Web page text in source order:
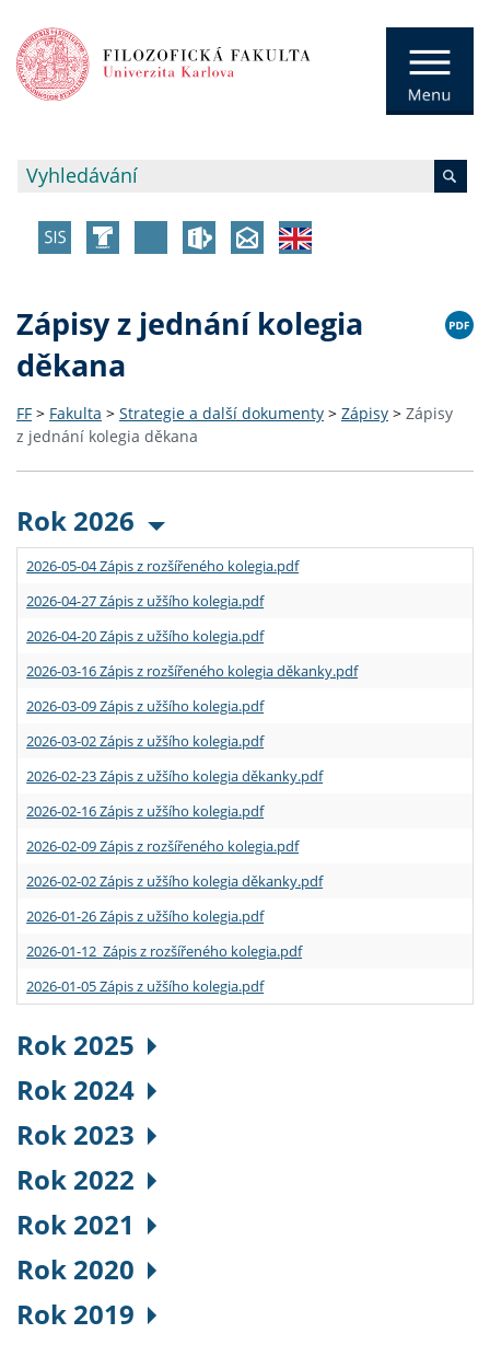
Zápisy z jednání kolegia
děkana
FF > Fakulta > Strategie a další dokumenty > Zápisy > Zápisy
z jednání kolegia děkana
Rok 2026
2026-05-04 Zápis z rozšířeného kolegia.pdf
2026-04-27 Zápis z užšího kolegia.pdf
2026-04-20 Zápis z užšího kolegia.pdf
2026-03-16 Zápis z rozšířeného kolegia děkanky.pdf
2026-03-09 Zápis z užšího kolegia.pdf
2026-03-02 Zápis z užšího kolegia.pdf
2026-02-23 Zápis z užšího kolegia děkanky.pdf
2026-02-16 Zápis z užšího kolegia.pdf
2026-02-09 Zápis z rozšířeného kolegia.pdf
2026-02-02 Zápis z užšího kolegia děkanky.pdf
2026-01-26 Zápis z užšího kolegia.pdf
2026-01-12 Zápis z rozšířeného kolegia.pdf
2026-01-05 Zápis z užšího kolegia.pdf
Rok 2025
Rok 2024
Rok 2023
Rok 2022
Rok 2021
Rok 2020
Rok 2019